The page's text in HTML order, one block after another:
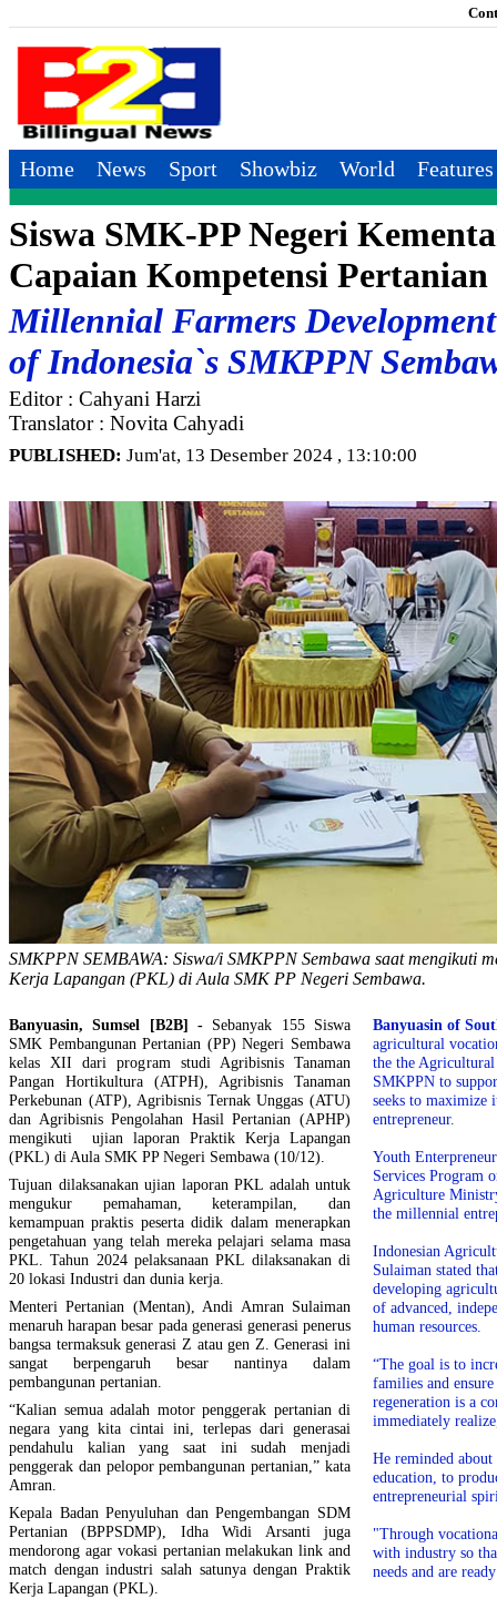
Home News Sport Showbiz World Features
Siswa SMK-PP Negeri
Capaian Kompetensi Pertanian
Millennial Farmers
of Indonesia`s SMKPPN
Editor : Cahyani Harzi
Translator : Novita Cahyadi
PUBLISHED: Jum'at, 13 Desember 2024 , 13:10:00
SMKPPN SEMBAWA: Siswa/i SMKPPN Sembawa saat mengikuti
Kerja Lapangan (PKL) di Aula SMK PP Negeri Sembawa.
Banyuasin, Sumsel [B2B] - Sebanyak 155 Siswa
SMK Pembangunan Pertanian (PP) Negeri Sembawa
kelas XII dari program studi Agribisnis Tanaman
Pangan Hortikultura (ATPH), Agribisnis Tanaman
Perkebunan (ATP), Agribisnis Ternak Unggas (ATU)
dan Agribisnis Pengolahan Hasil Pertanian (APHP)
mengikuti ujian laporan Praktik Kerja Lapangan
(PKL) di Aula SMK PP Negeri Sembawa (10/12).
Tujuan dilaksanakan ujian laporan PKL adalah untuk
mengukur pemahaman, keterampilan, dan
kemampuan praktis peserta didik dalam menerapkan
pengetahuan yang telah mereka pelajari selama masa
PKL. Tahun 2024 pelaksanaan PKL dilaksanakan di
20 lokasi Industri dan dunia kerja.
Menteri Pertanian (Mentan), Andi Amran Sulaiman
menaruh harapan besar pada generasi generasi penerus
bangsa termaksuk generasi Z atau gen Z. Generasi ini
sangat berpengaruh besar nantinya dalam
pembangunan pertanian.
“Kalian semua adalah motor penggerak pertanian di
negara yang kita cintai ini, terlepas dari generasai
pendahulu kalian yang saat ini sudah menjadi
penggerak dan pelopor pembangunan pertanian,” kata
Amran.
Kepala Badan Penyuluhan dan Pengembangan SDM
Pertanian (BPPSDMP), Idha Widi Arsanti juga
mendorong agar vokasi pertanian melakukan link and
match dengan industri salah satunya dengan Praktik
Kerja Lapangan (PKL).
Banyuasin of
agricultural
the the
SMKPPN to
seeks to maximize
entrepreneur.
Youth
Services Program
Agriculture
the millennial
Indonesian
Sulaiman stated
developing
of advanced,
human resources.
“The goal is to
families and
regeneration is a
immediately
He reminded
education, to
entrepreneurial
"Through
with industry so
needs and are